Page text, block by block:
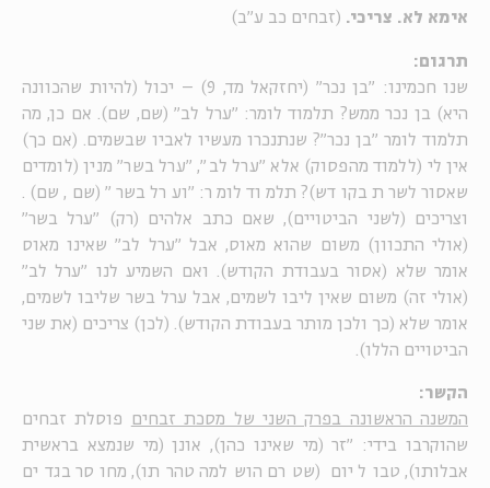
אימא לא. צריכי. (זבחים כב ע"ב)
תרגום:
שנו חכמינו: "בן נכר" (יחזקאל מד, 9) – יכול (להיות שהכוונה
היא) בן נכר ממש? תלמוד לומר: "ערל לב" (שם, שם). אם כן, מה
תלמוד לומר "בן נכר"? שנתנכרו מעשיו לאביו שבשמים. (אם כך)
אין לי (ללמוד מהפסוק) אלא "ערל לב", "ערל בשר" מנין (לומדים
שאסור לשרת בקודש)? תלמוד לומר: "וערל בשר" (שם, שם).
וצריכים (לשני הביטויים), שאם כתב אלהים (רק) "ערל בשר"
(אולי התכוון) משום שהוא מאוס, אבל "ערל לב" שאינו מאוס
אומר שלא (אסור בעבודת הקודש). ואם השמיע לנו "ערל לב"
(אולי זה) משום שאין ליבו לשמים, אבל ערל בשר שליבו לשמים,
אומר שלא (כך ולכן מותר בעבודת הקודש). (לכן) צריכים (את שני
הביטויים הללו).
הקשר:
המשנה הראשונה בפרק השני של מסכת זבחים
פוסלת זבחים
שהוקרבו בידי: "זר (מי שאינו כהן), אונן (מי שנמצא בראשית
אבלותו), טבול יום (שטרם הושלמה טהרתו), מחוסר בגדים